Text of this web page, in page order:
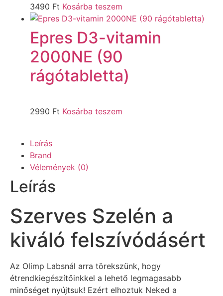
3490 Ft Kosárba teszem
Epres D3-vitamin
2000NE (90
rágótabletta)
2990 Ft Kosárba teszem
Leírás
Brand
Vélemények (0)
Leírás
Szerves Szelén a
kiváló felszívódásért
Az Olimp Labsnál arra törekszünk, hogy
étrendkiegészítőinkkel a lehető legmagasabb
minőséget nyújtsuk! Ezért elhoztuk Neked a